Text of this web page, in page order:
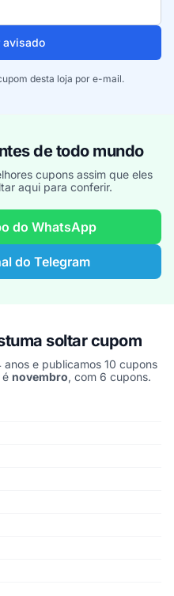
avisado
desta loja por e-mail.
de todo mundo
cupons assim que eles
aqui para conferir.
do WhatsApp
do Telegram
soltar cupom
e publicamos 10 cupons
é novembro, com 6 cupons.
por mês, somando os últimos 4